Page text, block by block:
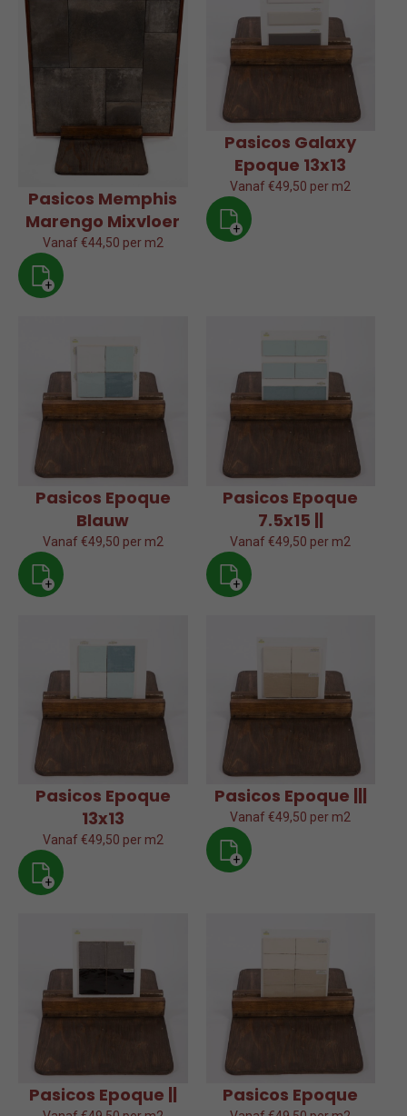
Pasicos Memphis
Marengo Mixvloer
Vanaf €44,50 per m2
+
Pasicos Galaxy
Epoque 13x13
Vanaf €49,50 per m2
+
Pasicos Epoque
Blauw
Vanaf €49,50 per m2
+
Pasicos Epoque
7.5x15 ||
Vanaf €49,50 per m2
+
Pasicos Epoque
13x13
Vanaf €49,50 per m2
+
Pasicos Epoque |||
Vanaf €49,50 per m2
+
Pasicos Epoque || Pasicos Epoque